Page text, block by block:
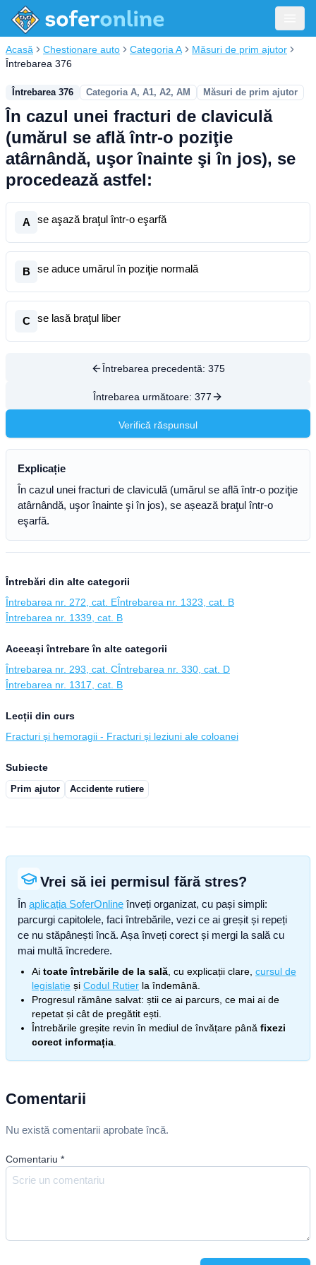
Acasă Chestionare auto Categoria A
Măsuri de prim ajutor
Întrebarea 376
Întrebarea 376 Categoria A, A1, A2, AM Măsuri de prim ajutor
În cazul unei fracturi de claviculă
(umărul se află într-o poziţie
atârnândă, uşor înainte şi în jos), se
procedează astfel:
A se aşază braţul într-o eşarfă
B se aduce umărul în poziţie normală
C se lasă braţul liber
Întrebarea precedentă: 375
Întrebarea următoare: 377
Verifică răspunsul
Explicație
În cazul unei fracturi de claviculă (umărul se află într-o poziţie
atârnândă, uşor înainte şi în jos), se așează braţul într-o
eşarfă.
Întrebări din alte categorii
Întrebarea nr. 272, cat. EÎntrebarea nr. 1323, cat. B
Întrebarea nr. 1339, cat. B
Aceeași întrebare în alte categorii
Întrebarea nr. 293, cat. CÎntrebarea nr. 330, cat. D
Întrebarea nr. 1317, cat. B
Lecții din curs
Fracturi și hemoragii - Fracturi și leziuni ale coloanei
Subiecte
Prim ajutor Accidente rutiere
Vrei să iei permisul fără stres?
În aplicația SoferOnline înveți organizat, cu pași simpli:
parcurgi capitolele, faci întrebările, vezi ce ai greșit și repeți
ce nu stăpânești încă. Așa înveți corect și mergi la sală cu
mai multă încredere.
Ai toate întrebările de la sală , cu explicații clare, cursul de
legislație și Codul Rutier la îndemână.
Progresul rămâne salvat: știi ce ai parcurs, ce mai ai de
repetat și cât de pregătit ești.
Întrebările greșite revin în mediul de învățare până fixezi
corect informația
Comentarii
Nu există comentarii aprobate încă.
Comentariu *